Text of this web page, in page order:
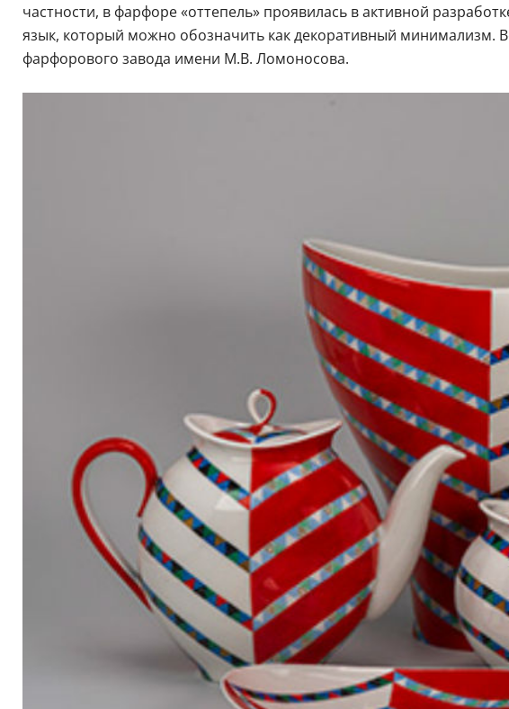
частности, в фарфоре «оттепель» проявилась в активной
язык, который можно обозначить как декоративный минимализм.
фарфорового завода имени М.В. Ломоносова.